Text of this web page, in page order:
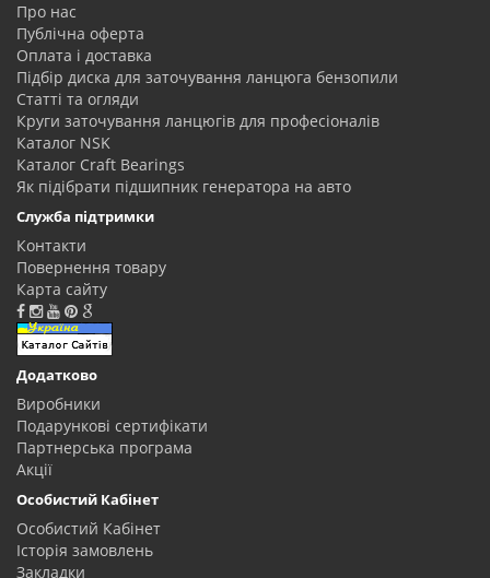
Про нас
Публічна оферта
Оплата і доставка
Підбір диска для заточування ланцюга бензопили
Статті та огляди
Круги заточування ланцюгів для професіоналів
Каталог NSK
Каталог Craft Bearings
Як підібрати підшипник генератора на авто
Служба підтримки
Контакти
Повернення товару
Карта сайту
Додатково
Виробники
Подарункові сертифікати
Партнерська програма
Акції
Особистий Кабінет
Особистий Кабінет
Історія замовлень
Закладки